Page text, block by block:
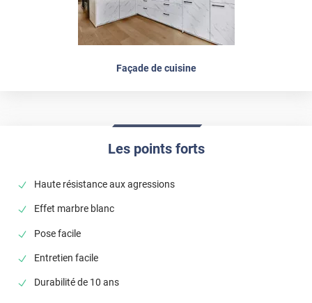
Façade de cuisine
Les points forts
Haute résistance aux agressions
Effet marbre blanc
Pose facile
Entretien facile
Durabilité de 10 ans